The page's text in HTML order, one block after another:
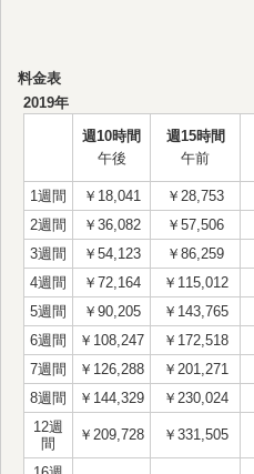
料金表
2019年
週10時間
午後
週15時間
午前
1週間 ￥18,041 ￥28,753
2週間
￥36,082 ￥57,506
3週間
￥54,123 ￥86,259
4週間
￥72,164 ￥115,012
5週間
￥90,205 ￥143,765
6週間
￥108,247 ￥172,518
7週間
￥126,288 ￥201,271
8週間
￥144,329 ￥230,024
12週
間
￥209,728 ￥331,505